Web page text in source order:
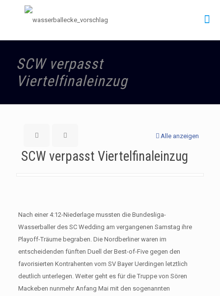
SCW verpasst
Viertelfinaleinzug
Alle anzeigen
SCW verpasst Viertelfinaleinzug
Nach einer 4:12-Niederlage mussten die Bundesliga-
Wasserballer des SC Wedding am vergangenen Samstag ihre
Playoff-Träume begraben. Die Nordberliner waren im
entscheidenden fünften Duell der Best-of-Five gegen den
favorisierten Kontrahenten vom SV Bayer Uerdingen letztlich
deutlich unterlegen. Weiter geht es für die Truppe von Sören
Mackeben nunmehr Anfang Mai mit den sogenannten